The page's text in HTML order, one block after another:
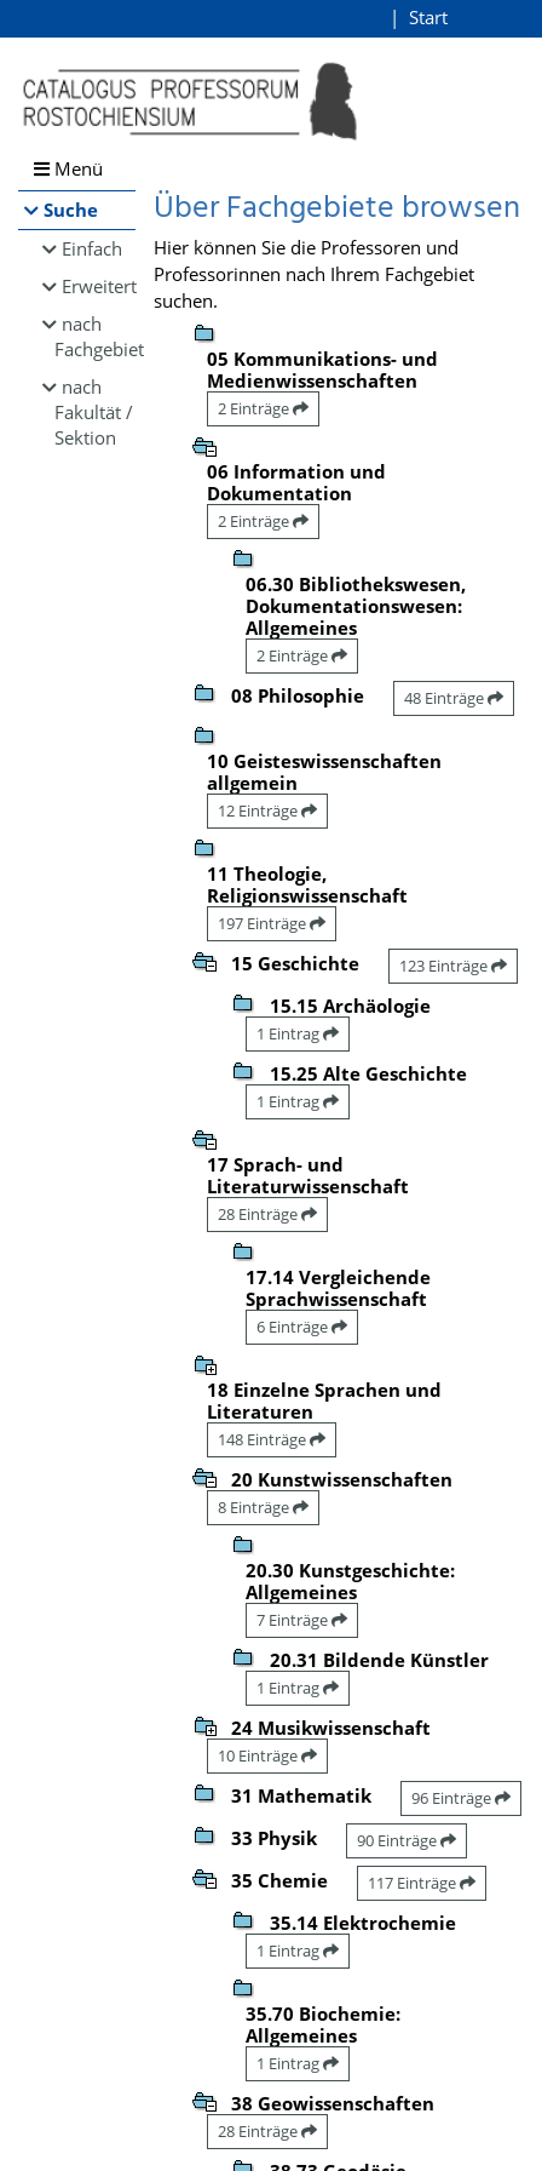
Browsen
direkt zum Inhalt
Start
Menü
Suche
Einfach
Erweitert
nach
Fachgebiet
nach
Fakultät /
Sektion
Über Fachgebiete browsen
Hier können Sie die Professoren und
Professorinnen nach Ihrem Fachgebiet
suchen.
05 Kommunikations- und
Medienwissenschaften
2 Einträge
06 Information und
Dokumentation
2 Einträge
06.30 Bibliothekswesen,
Dokumentationswesen:
Allgemeines
2 Einträge
08 Philosophie 48 Einträge
10 Geisteswissenschaften
allgemein
12 Einträge
11 Theologie,
Religionswissenschaft
197 Einträge
15 Geschichte 123 Einträge
15.15 Archäologie
1 Eintrag
15.25 Alte Geschichte
1 Eintrag
17 Sprach- und
Literaturwissenschaft
28 Einträge
17.14 Vergleichende
Sprachwissenschaft
6 Einträge
18 Einzelne Sprachen und
Literaturen
148 Einträge
20 Kunstwissenschaften
8 Einträge
20.30 Kunstgeschichte:
Allgemeines
7 Einträge
20.31 Bildende Künstler
1 Eintrag
24 Musikwissenschaft
10 Einträge
31 Mathematik 96 Einträge
33 Physik 90 Einträge
35 Chemie 117 Einträge
35.14 Elektrochemie
1 Eintrag
35.70 Biochemie:
Allgemeines
1 Eintrag
38 Geowissenschaften
28 Einträge